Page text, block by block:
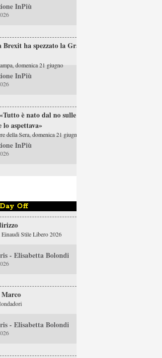
InPiù
ha spezzato la Gran
domenica 21 giugno
InPiù
è nato dal no sulle
lo aspettava»
della Sera, domenica 21 giugno
InPiù
Day Off
Einaudi Stile Libero 2026
- Elisabetta Bolondi
- Elisabetta Bolondi